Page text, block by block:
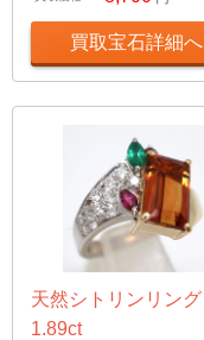
買取宝石詳細へ
天然シトリンリング
1.89ct